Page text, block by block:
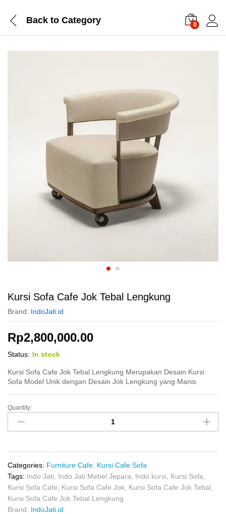
Back to Category 0
Kursi Sofa Cafe Jok Tebal Lengkung
Brand: IndoJati.id
Rp2,800,000.00
Status: In stock
Kursi Sofa Cafe Jok Tebal Lengkung Merupakan Desain Kursi
Sofa Model Unik dengan Desain Jok Lengkung yang Manis
Kursi
Sofa
Cafe
Tebal
Lengkung
quantity
Quantity:
Categories: Furniture Cafe Kursi Cafe Sofa
Tags: Indo Jati Indo Jati Mebel Jepara Indo kursi Kursi Sofa
Kursi Sofa Cafe
Kursi Sofa Cafe Jok Kursi Sofa Cafe Jok Tebal
Kursi Sofa Cafe Jok Tebal Lengkung
Brand: IndoJati.id